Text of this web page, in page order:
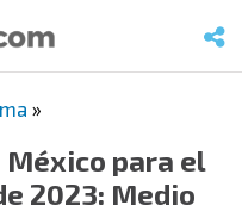
»
México para el
2023: Medio